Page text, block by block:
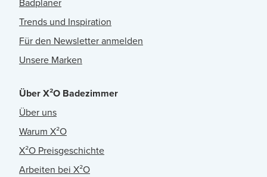
Trends und Inspiration
Für den Newsletter anmelden
Unsere Marken
Über X²O Badezimmer
Über uns
Warum X²O
X²O Preisgeschichte
Arbeiten bei X²O